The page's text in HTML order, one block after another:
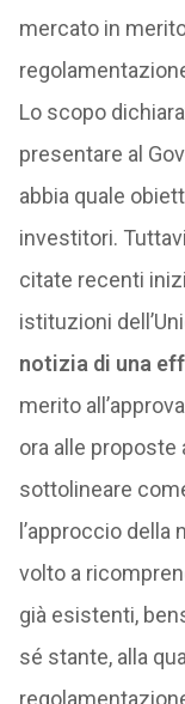
mercato in
Lo scopo
presentare al
abbia quale
investitori.
citate recenti
istituzioni
notizia di una
merito
ora alle proposte
sottolineare
l’approccio della
volto a
già esistenti,
sé stante, alla